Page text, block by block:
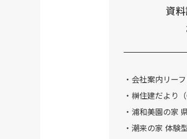
資
会社案内リー
榊住建だより
浦和美園の家
潮来の家 体験